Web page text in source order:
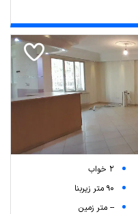
2 خواب
90 متر زیربنا
-- متر زمین